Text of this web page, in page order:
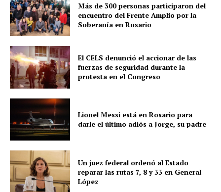
Más de 300 personas participaron del
encuentro del Frente Amplio por la
Soberanía en Rosario
El CELS denunció el accionar de las
fuerzas de seguridad durante la
protesta en el Congreso
Lionel Messi está en Rosario para
darle el último adiós a Jorge, su padre
Un juez federal ordenó al Estado
reparar las rutas 7, 8 y 33 en General
López